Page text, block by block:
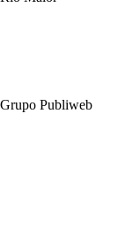
Publiweb